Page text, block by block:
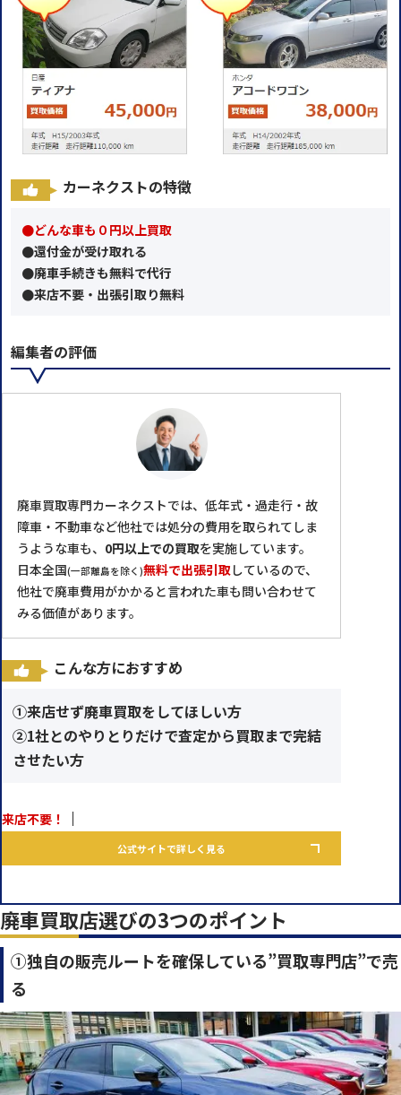
カーネクストの特徴
●どんな車も０円以上買取
●還付金が受け取れる
●廃車手続きも無料で代行
●来店不要・出張引取り無料
編集者の評価
廃車買取専門カーネクストでは、低年式・過走行・故
障車・不動車など他社では処分の費用を取られてしま
うような車も、 0円以上での買取を実施しています。
日本全国(一部離島を除く)無料で出張引取しているので、
他社で廃車費用がかかると言われた車も問い合わせて
みる価値があります。
こんな方におすすめ
①来店せず廃車買取をしてほしい方
②1社とのやりとりだけで査定から買取まで完結
させたい方
来店不要！
公式サイトで詳しく見る
廃車買取店選びの3つのポイント
①独自の販売ルートを確保している”買取専門店”で売
る